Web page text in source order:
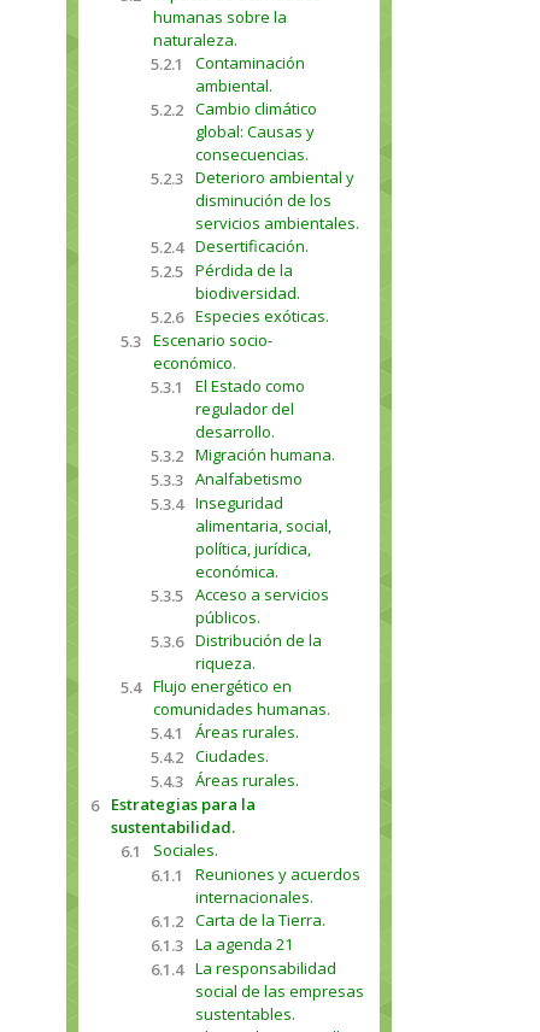
humanas sobre la
naturaleza.
5.2.1
Contaminación
ambiental.
5.2.2 Cambio climático
global: Causas y
consecuencias.
5.2.3 Deterioro ambiental y
disminución de los
servicios ambientales.
5.2.4 Desertificación.
5.2.5 Pérdida de la
biodiversidad.
5.2.6 Especies exóticas.
5.3 Escenario socio-
económico.
5.3.1
El Estado como
regulador del
desarrollo.
5.3.2 Migración humana.
5.3.3 Analfabetismo
5.3.4 Inseguridad
alimentaria, social,
política, jurídica,
económica.
5.3.5 Acceso a servicios
públicos.
5.3.6 Distribución de la
riqueza.
5.4 Flujo energético en
comunidades humanas.
5.4.1
Áreas rurales.
5.4.2 Ciudades.
5.4.3 Áreas rurales.
6
Estrategias para la
sustentabilidad.
6.1
Sociales.
6.1.1
Reuniones y acuerdos
internacionales.
6.1.2 Carta de la Tierra.
6.1.3 La agenda 21
6.1.4 La responsabilidad
social de las empresas
sustentables.